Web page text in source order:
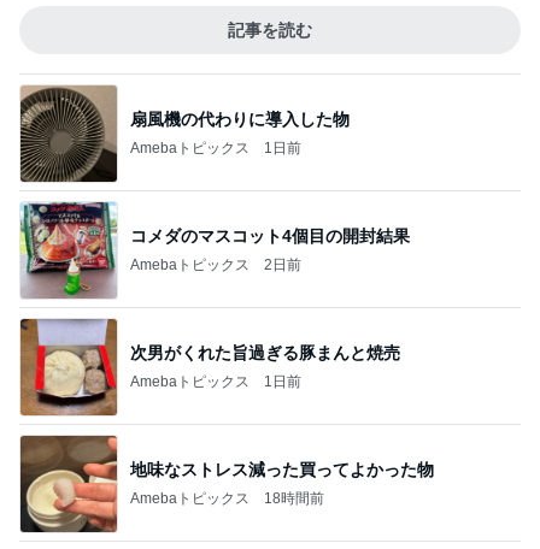
記事を読む
扇風機の代わりに導入した物
Amebaトピックス 1日前
コメダのマスコット4個目の開封結果
Amebaトピックス 2日前
次男がくれた旨過ぎる豚まんと焼売
Amebaトピックス 1日前
地味なストレス減った買ってよかった物
Amebaトピックス 18時間前